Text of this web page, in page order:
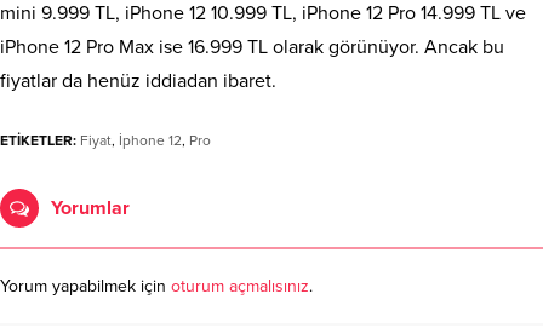
mini 9.999 TL, iPhone 12 10.999 TL, iPhone 12 Pro 14.999 TL ve
iPhone 12 Pro Max ise 16.999 TL olarak görünüyor. Ancak bu
fiyatlar da henüz iddiadan ibaret.
ETİKETLER: Fiyat, İphone 12, Pro
Yorumlar
Yorum yapabilmek için oturum açmalısınız.